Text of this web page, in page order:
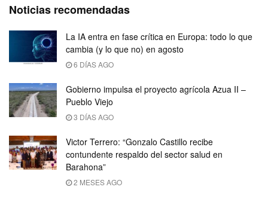
Noticias recomendadas
La IA entra en fase crítica en Europa: todo lo que
cambia (y lo que no) en agosto
6 DÍAS AGO
Gobierno impulsa el proyecto agrícola Azua II –
Pueblo Viejo
3 DÍAS AGO
Victor Terrero: “Gonzalo Castillo recibe
contundente respaldo del sector salud en
Barahona”
2 MESES AGO